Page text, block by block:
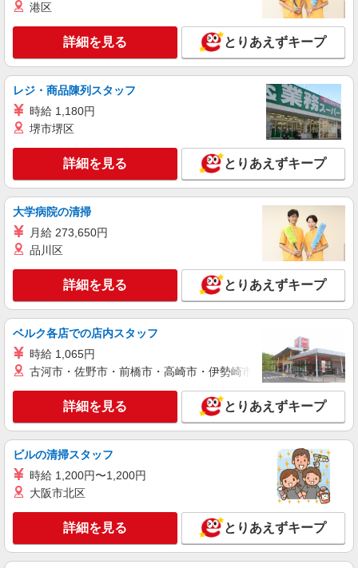
港区
詳細を見る とりあえずキープ
レジ・商品陳列スタッフ
時給 1,180円
堺市堺区
詳細を見る とりあえずキープ
大学病院の清掃
月給 273,650円
品川区
詳細を見る とりあえずキープ
ベルク各店での店内スタッフ
時給 1,065円
古河市・佐野市・前橋市・高崎市・伊勢崎市・太田市・館林市
詳細を見る とりあえずキープ
ビルの清掃スタッフ
時給 1,200円〜1,200円
大阪市北区
詳細を見る とりあえずキープ